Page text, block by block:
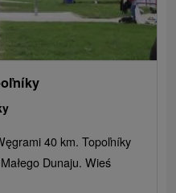
40 km. Topoľníky
Dunaju. Wieś